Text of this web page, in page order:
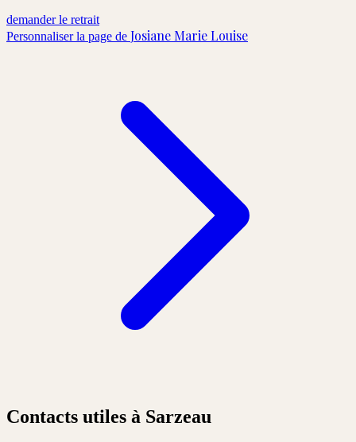
demander le retrait
Personnaliser la page de Josiane Marie Louise
Contacts utiles à Sarzeau